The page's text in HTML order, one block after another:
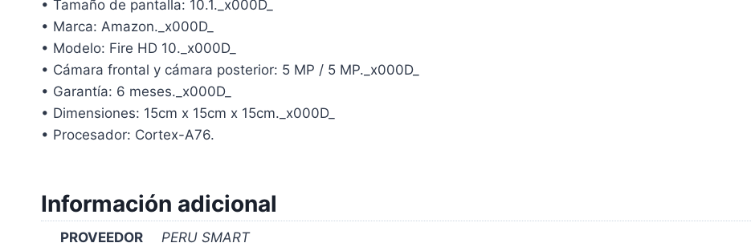
• Tamaño de pantalla: 10.1._x000D_
• Marca: Amazon._x000D_
• Modelo: Fire HD 10._x000D_
• Cámara frontal y cámara posterior: 5 MP / 5 MP._x000D_
• Garantía: 6 meses._x000D_
• Dimensiones: 15cm x 15cm x 15cm._x000D_
• Procesador: Cortex-A76.
Información adicional
PROVEEDOR PERU SMART